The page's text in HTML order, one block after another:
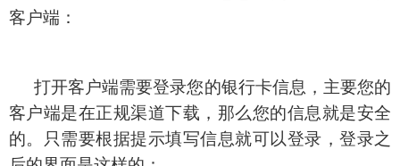
客户端：
打开客户端需要登录您的银行卡信息，主要您的
客户端是在正规渠道下载，那么您的信息就是安全
的。只需要根据提示填写信息就可以登录，登录之